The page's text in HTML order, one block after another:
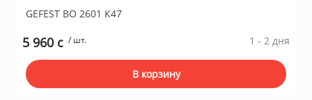
GEFEST ВО 2601 К47
5 960 c / шт. 1 - 2 дня
В корзину